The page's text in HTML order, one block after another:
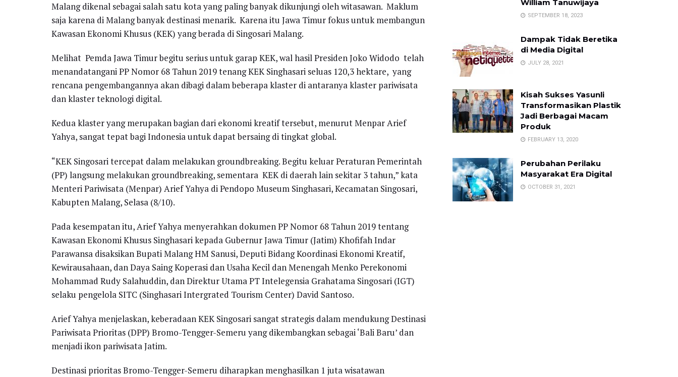
Malang dikenal sebagai salah satu kota yang paling banyak dikunjungi oleh witasawan. Maklum
saja karena di Malang banyak destinasi menarik. Karena itu Jawa Timur fokus untuk membangun
Kawasan Ekonomi Khusus (KEK) yang berada di Singosari Malang.
Melihat Pemda Jawa Timur begitu serius untuk garap KEK, wal hasil Presiden Joko Widodo telah
menandatangani PP Nomor 68 Tahun 2019 tenang KEK Singhasari seluas 120,3 hektare, yang
rencana pengembangannya akan dibagi dalam beberapa klaster di antaranya klaster pariwisata
dan klaster teknologi digital.
Kedua klaster yang merupakan bagian dari ekonomi kreatif tersebut, menurut Menpar Arief
Yahya, sangat tepat bagi Indonesia untuk dapat bersaing di tingkat global.
“KEK Singosari tercepat dalam melakukan groundbreaking. Begitu keluar Peraturan Pemerintah
(PP) langsung melakukan groundbreaking, sementara KEK di daerah lain sekitar 3 tahun,” kata
Menteri Pariwisata (Menpar) Arief Yahya di Pendopo Museum Singhasari, Kecamatan Singosari,
Kabupten Malang, Selasa (8/10).
Pada kesempatan itu, Arief Yahya menyerahkan dokumen PP Nomor 68 Tahun 2019 tentang
Kawasan Ekonomi Khusus Singhasari kepada Gubernur Jawa Timur (Jatim) Khofifah Indar
Parawansa disaksikan Bupati Malang HM Sanusi, Deputi Bidang Koordinasi Ekonomi Kreatif,
Kewirausahaan, dan Daya Saing Koperasi dan Usaha Kecil dan Menengah Menko Perekonomi
Mohammad Rudy Salahuddin, dan Direktur Utama PT Intelegensia Grahatama Singosari (IGT)
selaku pengelola SITC (Singhasari Intergrated Tourism Center) David Santoso.
Arief Yahya menjelaskan, keberadaan KEK Singosari sangat strategis dalam mendukung Destinasi
Pariwisata Prioritas (DPP) Bromo-Tengger-Semeru yang dikembangkan sebagai ‘Bali Baru’ dan
menjadi ikon pariwisata Jatim.
Destinasi prioritas Bromo-Tengger-Semeru diharapkan menghasilkan 1 juta wisatawan
William Tanuwijaya
SEPTEMBER 18, 2023
Dampak Tidak Beretika
di Media Digital
JULY 28, 2021
Kisah Sukses Yasunli
Transformasikan Plastik
Jadi Berbagai Macam
Produk
FEBRUARY 13, 2020
Perubahan Perilaku
Masyarakat Era Digital
OCTOBER 31, 2021